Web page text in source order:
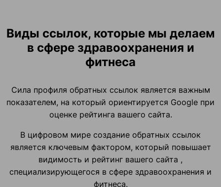
Виды ссылок, которые мы делаем
в сфере здравоохранения и
фитнеса
Сила профиля обратных ссылок является важным
показателем, на который ориентируется Google при
оценке рейтинга вашего сайта.
В цифровом мире создание обратных ссылок
является ключевым фактором, который повышает
видимость и рейтинг вашего сайта ,
специализирующегося в сфере здравоохранения и
фитнеса.